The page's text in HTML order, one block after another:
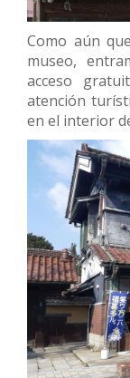
Como aún
museo,
acceso
atención
en el interior